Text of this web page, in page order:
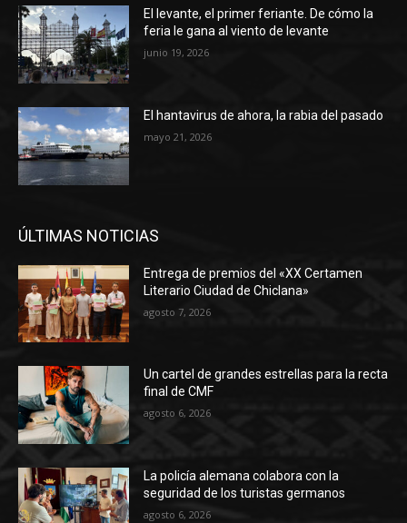
El levante, el primer feriante. De cómo la
feria le gana al viento de levante
junio 19, 2026
El hantavirus de ahora, la rabia del pasado
mayo 21, 2026
ÚLTIMAS NOTICIAS
Entrega de premios del «XX Certamen
Literario Ciudad de Chiclana»
agosto 7, 2026
Un cartel de grandes estrellas para la recta
final de CMF
agosto 6, 2026
La policía alemana colabora con la
seguridad de los turistas germanos
agosto 6, 2026